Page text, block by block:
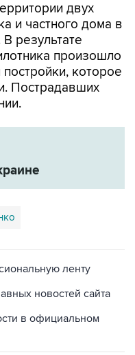
двух
и частного дома в
результате
произошло
которое
Пострадавших
ленту
новостей сайта
в официальном